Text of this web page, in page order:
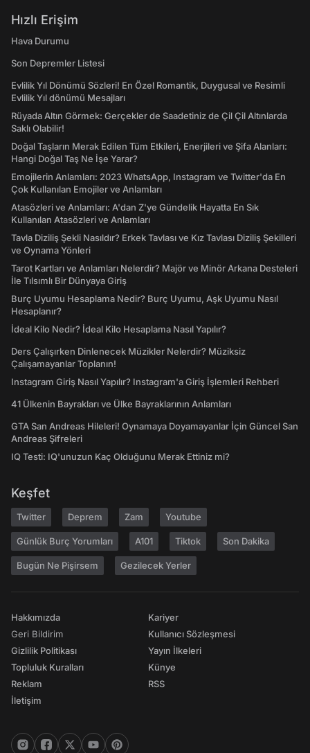
Hızlı Erişim
Hava Durumu
Son Depremler Listesi
Evlilik Yıl Dönümü Sözleri! En Özel Romantik, Duygusal ve Resimli
Evlilik Yıl dönümü Mesajları
Rüyada Altın Görmek: Gerçekler de Saadetiniz de Çil Çil Altınlarda
Saklı Olabilir!
Doğal Taşların Merak Edilen Tüm Etkileri, Enerjileri ve Şifa Alanları:
Hangi Doğal Taş Ne İşe Yarar?
Emojilerin Anlamları: 2023 WhatsApp, Instagram ve Twitter'da En
Çok Kullanılan Emojiler ve Anlamları
Atasözleri ve Anlamları: A'dan Z'ye Gündelik Hayatta En Sık
Kullanılan Atasözleri ve Anlamları
Tavla Diziliş Şekli Nasıldır? Erkek Tavlası ve Kız Tavlası Diziliş Şekilleri
ve Oynama Yönleri
Tarot Kartları ve Anlamları Nelerdir? Majör ve Minör Arkana Desteleri
İle Tılsımlı Bir Dünyaya Giriş
Burç Uyumu Hesaplama Nedir? Burç Uyumu, Aşk Uyumu Nasıl
Hesaplanır?
İdeal Kilo Nedir? İdeal Kilo Hesaplama Nasıl Yapılır?
Ders Çalışırken Dinlenecek Müzikler Nelerdir? Müziksiz
Çalışamayanlar Toplanın!
Instagram Giriş Nasıl Yapılır? Instagram'a Giriş İşlemleri Rehberi
41 Ülkenin Bayrakları ve Ülke Bayraklarının Anlamları
GTA San Andreas Hileleri! Oynamaya Doyamayanlar İçin Güncel San
Andreas Şifreleri
IQ Testi: IQ'unuzun Kaç Olduğunu Merak Ettiniz mi?
Keşfet
Twitter Deprem Zam Youtube
Günlük Burç Yorumları A101 Tiktok Son Dakika
Bugün Ne Pişirsem Gezilecek Yerler
Hakkımızda
Geri Bildirim
Gizlilik Politikası
Topluluk Kuralları
Reklam
İletişim
Kariyer
Kullanıcı Sözleşmesi
Yayın İlkeleri
Künye
RSS